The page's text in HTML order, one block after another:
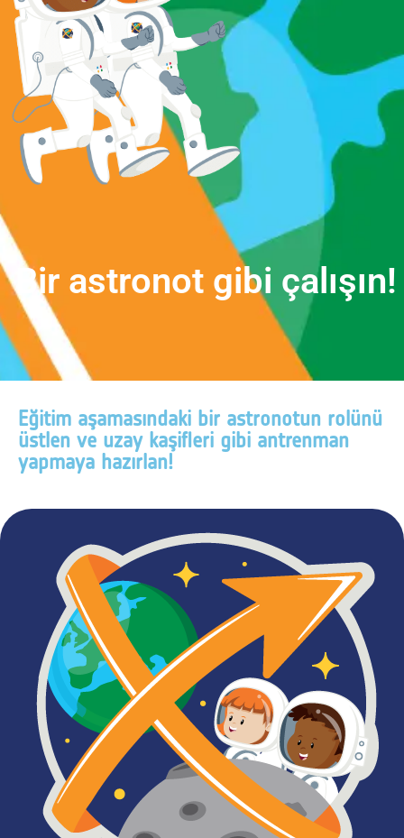
Bir astronot gibi ça ışın!
Eğitim aşamasındaki bir astronotun rolünü
üstlen ve uzay kaşifleri gibi antrenman
yapmaya hazırlan!